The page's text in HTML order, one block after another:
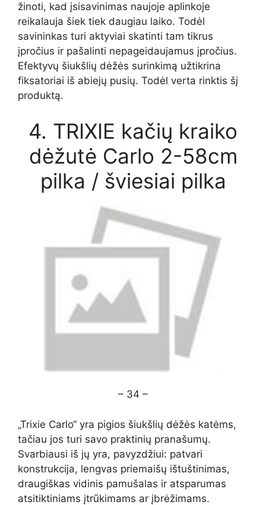
žinoti, kad įsisavinimas naujoje aplinkoje
reikalauja šiek tiek daugiau laiko. Todėl
savininkas turi aktyviai skatinti tam tikrus
įpročius ir pašalinti nepageidaujamus įpročius.
Efektyvų šiukšlių dėžės surinkimą užtikrina
fiksatoriai iš abiejų pusių. Todėl verta rinktis šį
produktą.
4. TRIXIE kačių kraiko
dėžutė Carlo 2-58cm
pilka / šviesiai pilka
– 34 –
„Trixie Carlo“ yra pigios šiukšlių dėžės katėms,
tačiau jos turi savo praktinių pranašumų.
Svarbiausi iš jų yra, pavyzdžiui: patvari
konstrukcija, lengvas priemaišų ištuštinimas,
draugiškas vidinis pamušalas ir atsparumas
atsitiktiniams įtrūkimams ar įbrėžimams.